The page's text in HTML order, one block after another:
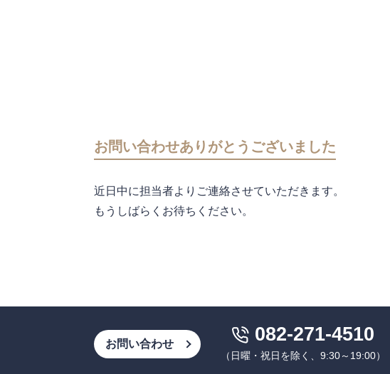
お問い合わせありがとうございました
近日中に担当者よりご連絡させていただきます。
もうしばらくお待ちください。
お問い合わせ 082-271-4510
（日曜・祝日を除く、9:30～19:00）